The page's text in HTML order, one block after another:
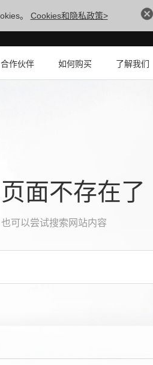
。 Cookies和隐私政策>
合作伙伴 如何购买 了解我们
面不存在了
可以尝试搜索网站内容